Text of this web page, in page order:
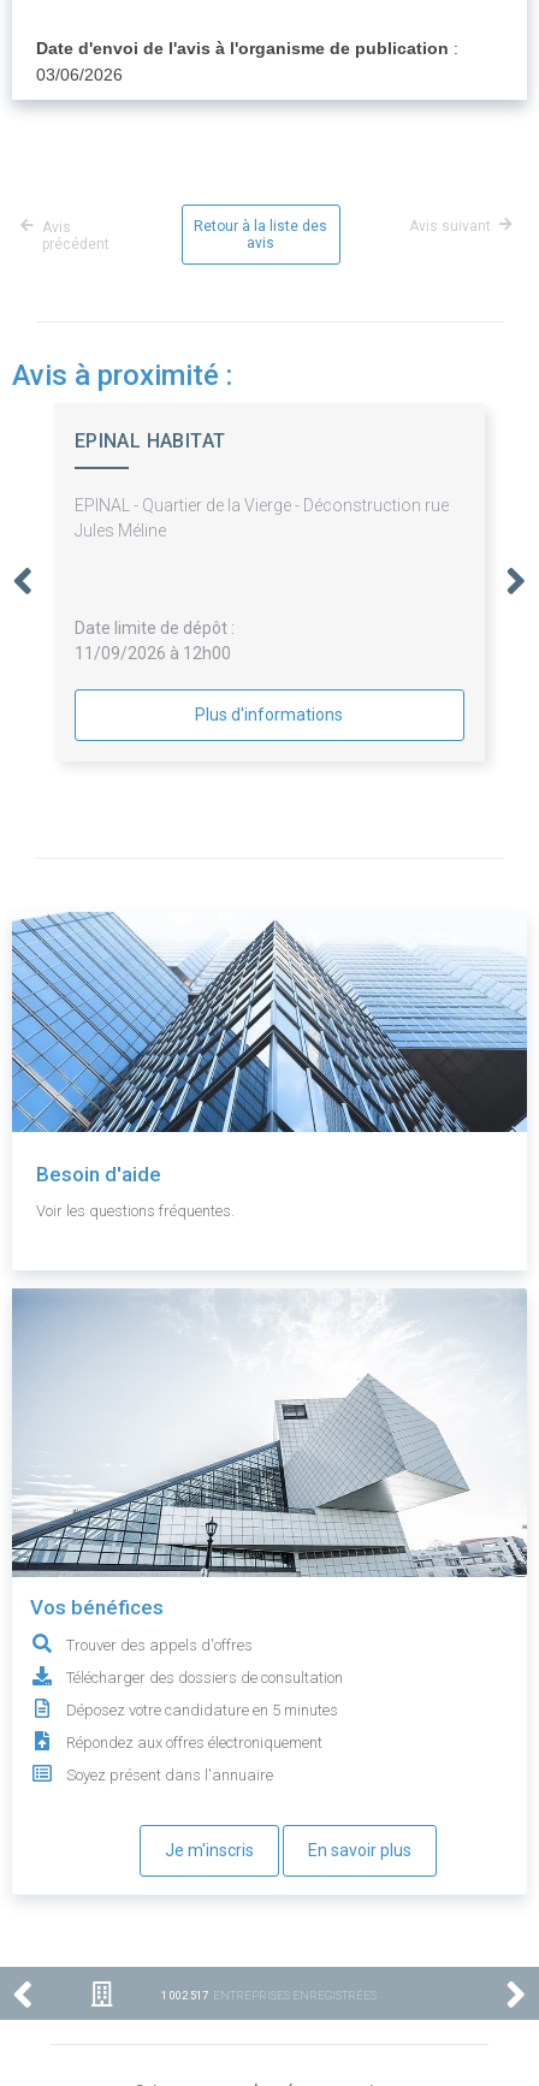
Date d'envoi de l'avis à l'organisme de publication :
03/06/2026
Avis
précédent
Retour à la liste des
avis
Avis suivant
Avis à proximité :
EPINAL HABITAT
EPINAL - Quartier de la Vierge - Déconstruction rue
Jules Méline
Date limite de dépôt :
11/09/2026 à 12h00
Plus d'informations
Besoin d'aide
Voir les questions fréquentes.
Vos bénéfices
Trouver des appels d'offres
Télécharger des dossiers de consultation
Déposez votre candidature en 5 minutes
Répondez aux offres électroniquement
Soyez présent dans l'annuaire
Je m'inscris En savoir plus
1 002 517 ENTREPRISES ENREGISTRÉES